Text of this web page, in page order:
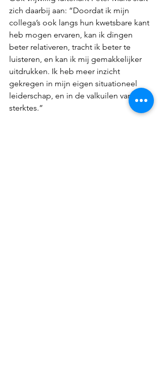
zich daarbij aan: “Doordat ik mijn
collega’s ook langs hun kwetsbare kant
heb mogen ervaren, kan ik dingen
beter relativeren, tracht ik beter te
luisteren, en kan ik mij gemakkelijker
uitdrukken. Ik heb meer inzicht
gekregen in mijn eigen situationeel
leiderschap, en in de valkuilen van mijn
sterktes.”